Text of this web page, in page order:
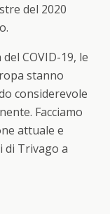
del 2020
COVID-19, le
stanno
considerevole
Facciamo
attuale e
di Trivago a